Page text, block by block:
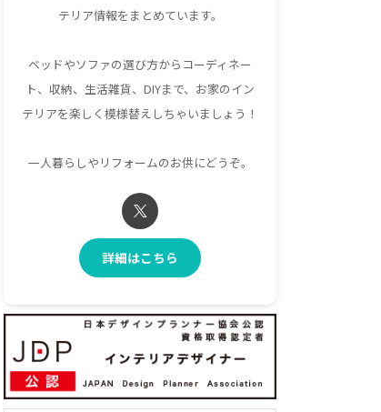
テリア情報をまとめています。
ベッドやソファの選び方からコーディネー
ト、収納、生活雑貨、DIYまで、お家のイン
テリアを楽しく模様替えしちゃいましょう！
一人暮らしやリフォームのお供にどうぞ。
詳細はこちら